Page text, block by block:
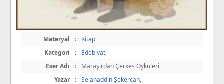
Materyal :
Kitap
Kategori
: Edebiyat,
Eser Adı
:
Maraşlı'dan Çerkes Öyküleri
Yazar
: Selahaddin Şekercan,